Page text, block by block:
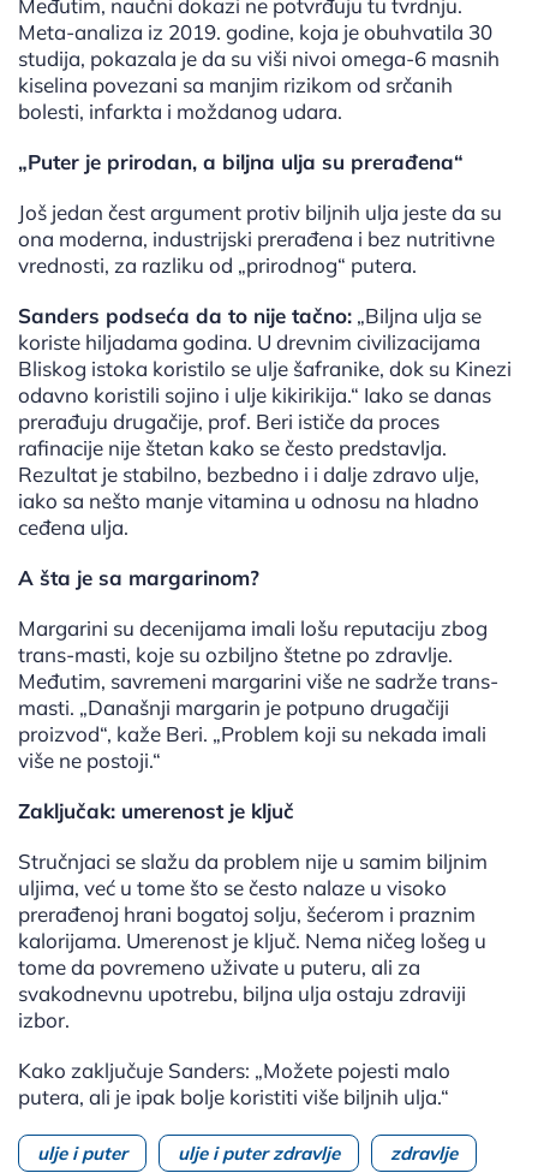
Međutim, naučni dokazi ne potvrđuju tu tvrdnju.
Meta-analiza iz 2019. godine, koja je obuhvatila 30
studija, pokazala je da su viši nivoi omega-6 masnih
kiselina povezani sa manjim rizikom od srčanih
bolesti, infarkta i moždanog udara.
„Puter je prirodan, a biljna ulja su prerađena“
Još jedan čest argument protiv biljnih ulja jeste da su
ona moderna, industrijski prerađena i bez nutritivne
vrednosti, za razliku od „prirodnog“ putera.
Sanders podseća da to nije tačno: „Biljna ulja se
koriste hiljadama godina. U drevnim civilizacijama
Bliskog istoka koristilo se ulje šafranike, dok su Kinezi
odavno koristili sojino i ulje kikirikija.“ Iako se danas
prerađuju drugačije, prof. Beri ističe da proces
rafinacije nije štetan kako se često predstavlja.
Rezultat je stabilno, bezbedno i i dalje zdravo ulje,
iako sa nešto manje vitamina u odnosu na hladno
ceđena ulja.
A šta je sa margarinom?
Margarini su decenijama imali lošu reputaciju zbog
trans-masti, koje su ozbiljno štetne po zdravlje.
Međutim, savremeni margarini više ne sadrže trans-
masti. „Današnji margarin je potpuno drugačiji
proizvod“, kaže Beri. „Problem koji su nekada imali
više ne postoji.“
Zaključak: umerenost je ključ
Stručnjaci se slažu da problem nije u samim biljnim
uljima, već u tome što se često nalaze u visoko
prerađenoj hrani bogatoj solju, šećerom i praznim
kalorijama. Umerenost je ključ. Nema ničeg lošeg u
tome da povremeno uživate u puteru, ali za
svakodnevnu upotrebu, biljna ulja ostaju zdraviji
izbor.
Kako zaključuje Sanders: „Možete pojesti malo
putera, ali je ipak bolje koristiti više biljnih ulja.“
ulje i puter ulje i puter zdravlje zdravlje